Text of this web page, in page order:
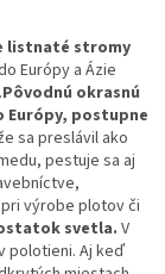
listnaté stromy
Európy a Ázie
Pôvodnú okrasnú
postupne
sa preslávil ako
pestuje sa aj
výrobe plotov či
svetla. V
polotieni. Aj keď